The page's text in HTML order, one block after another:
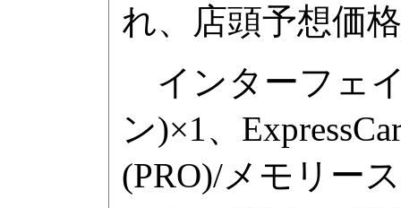
れ、店頭予想価
インターフェイ
ン)×1、
(PRO)/メモリー